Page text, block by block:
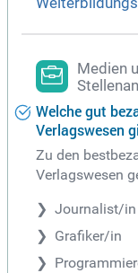
Medien
Welche gut
Verlagswesen
Zu den
Verlagswesen
Journalist/
Grafiker/in